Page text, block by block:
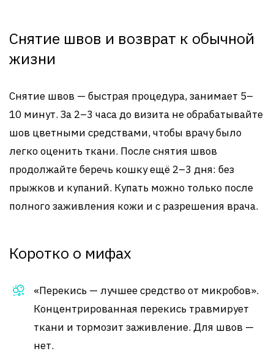
Снятие швов и возврат к обычной
жизни
Снятие швов — быстрая процедура, занимает 5–
10 минут. За 2–3 часа до визита не обрабатывайте
шов цветными средствами, чтобы врачу было
легко оценить ткани. После снятия швов
продолжайте беречь кошку ещё 2–3 дня: без
прыжков и купаний. Купать можно только после
полного заживления кожи и с разрешения врача.
Коротко о мифах
«Перекись — лучшее средство от микробов».
Концентрированная перекись травмирует
ткани и тормозит заживление. Для швов —
нет.